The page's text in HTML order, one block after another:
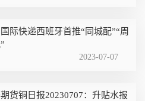
际快递西班牙首推“同城配”“周
2023-07-07
货铜日报20230707：升贴水报